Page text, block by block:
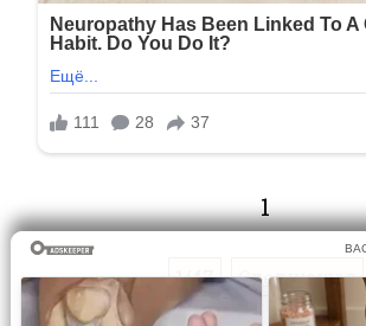
1
1/47 Следующая